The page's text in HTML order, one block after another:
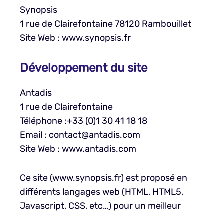
Synopsis
1 rue de Clairefontaine 78120 Rambouillet
Site Web : www.synopsis.fr
Développement du site
Antadis
1 rue de Clairefontaine
Téléphone :+33 (0)1 30 41 18 18
Email : contact@antadis.com
Site Web : www.antadis.com
Ce site (www.synopsis.fr) est proposé en
différents langages web (HTML, HTML5,
Javascript, CSS, etc…) pour un meilleur